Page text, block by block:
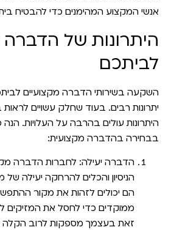
אנשי המקצוע המהימנים כדי להבטיח
היתרונות של
לביתכם
השקעה בשירותי הדברה מקצועיים
יתרונות רבים. בעוד שחלק עשויים
היתרונות עולים בהרבה על העלויות. הנה
בבחירה בהדברה מקצועית:
הדברה יעילה: לחברות הדברה
הניסיון והכלים להרחקה יעילה
הם יכולים לזהות את מקור
ממוקדים כדי לחסל את המזיקים
זאת בעצמך מספקות לרוב הקלה